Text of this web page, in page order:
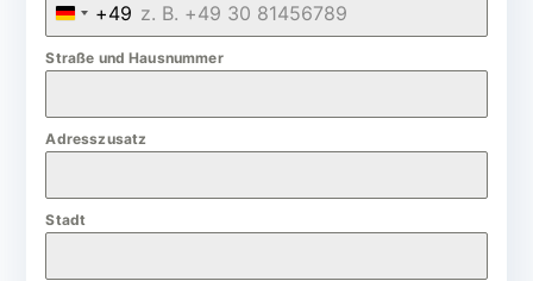
G
e
m
a
y
+49
Straße und Hausnummer
Adresszusatz
Stadt